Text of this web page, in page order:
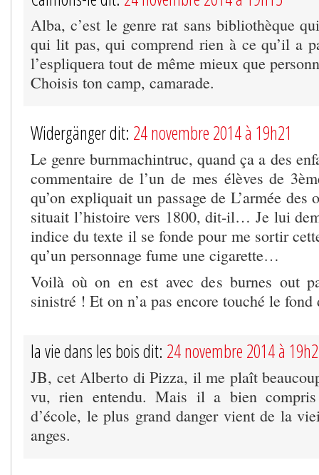
Alba, c’est le genre rat sans bibliothèque
qui lit pas, qui comprend rien à ce qu’il a
l’espliquera tout de même mieux que
Choisis ton camp, camarade.
Widergänger dit: 24 novembre 2014 à 19h21
Le genre burnmachintruc, quand ça a des
commentaire de l’un de mes élèves de
qu’on expliquait un passage de L’armée
situait l’histoire vers 1800, dit-il… Je lui
indice du texte il se fonde pour me sortir
qu’un personnage fume une cigarette…
Voilà où on en est avec des burnes out
sinistré ! Et on n’a pas encore touché le
la vie dans les bois dit: 24 novembre 2014 à
JB, cet Alberto di Pizza, il me plaît
vu, rien entendu. Mais il a bien
d’école, le plus grand danger vient de la
anges.